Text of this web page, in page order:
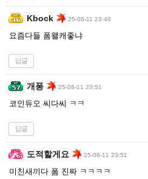
Kbock 25-06-11 23:48
요즘다들 폼왤캐좋냐
답글
개퐁 25-06-11 23:51
코인듀오 씨다씨 ㅋㅋ
답글
도적할게요 25-06-11 23:51
미친새끼다 폼 진짜 ㅋㅋㅋㅋ